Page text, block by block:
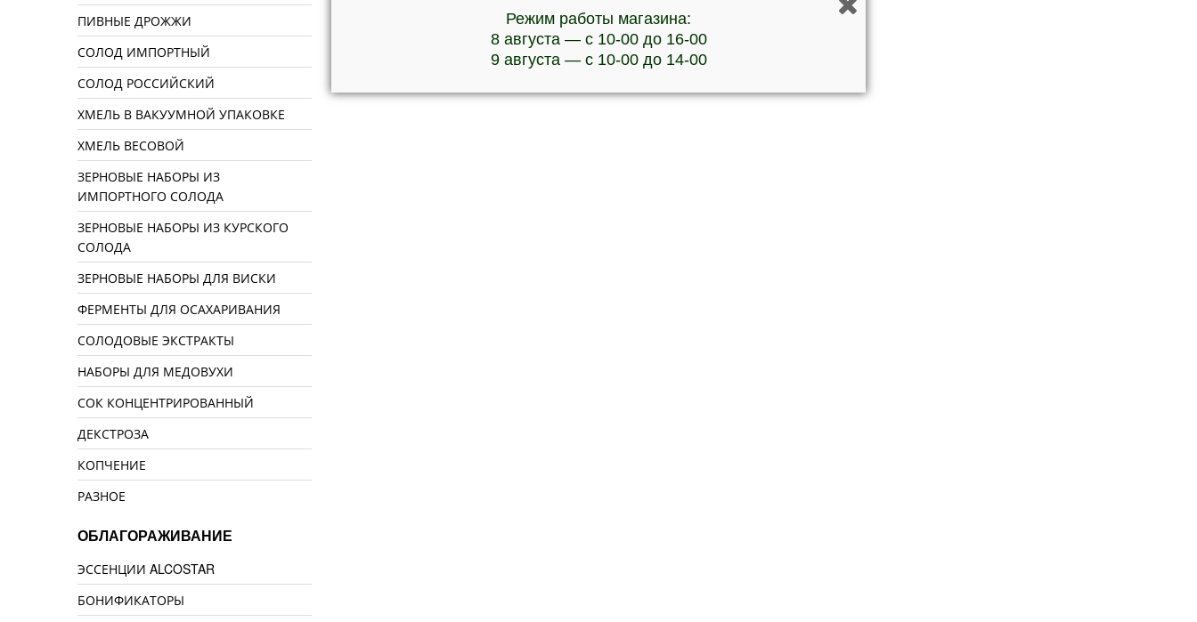
ПИВНЫЕ ДРОЖЖИ
СОЛОД ИМПОРТНЫЙ
СОЛОД РОССИЙСКИЙ
ХМЕЛЬ В ВАКУУМНОЙ УПАКОВКЕ
ХМЕЛЬ ВЕСОВОЙ
ЗЕРНОВЫЕ НАБОРЫ ИЗ
ИМПОРТНОГО СОЛОДА
ЗЕРНОВЫЕ НАБОРЫ ИЗ КУРСКОГО
СОЛОДА
ЗЕРНОВЫЕ НАБОРЫ ДЛЯ ВИСКИ
ФЕРМЕНТЫ ДЛЯ ОСАХАРИВАНИЯ
СОЛОДОВЫЕ ЭКСТРАКТЫ
НАБОРЫ ДЛЯ МЕДОВУХИ
СОК КОНЦЕНТРИРОВАННЫЙ
ДЕКСТРОЗА
КОПЧЕНИЕ
РАЗНОЕ
ОБЛАГОРАЖИВАНИЕ
ЭССЕНЦИИ ALCOSTAR
БОНИФИКАТОРЫ
Режим работы магазина:
8 августа — с 10-00 до 16-00
9 августа — с 10-00 до 14-00